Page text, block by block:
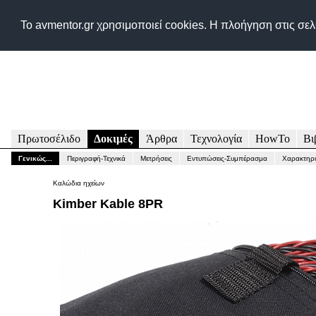
Το avmentor.gr χρησιμοποιεί cookies. Η πλοήγηση στις
Δικτυακός τόπος
Πρωτοσέλιδο Δοκιμές Άρθρα Τεχνολογία HowTo
Γενικώς... Περιγραφή-Τεχνικά Μετρήσεις Εντυπώσεις-Συμπέρασμα
Καλώδια ηχείων
Kimber Kable 8PR